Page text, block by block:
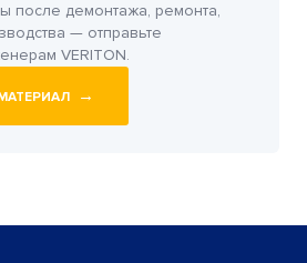
после демонтажа, ремонта,
— отправьте
VERITON.
→